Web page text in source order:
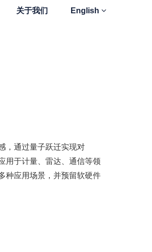
关于我们 English
，通过量子跃迁实现对
用于计量、雷达、通信等领
种应用场景，并预留软硬件